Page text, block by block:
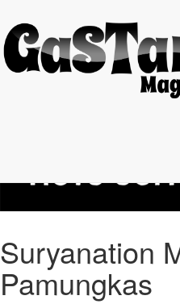
Suryanation ...
Suryanation
Pamungkas